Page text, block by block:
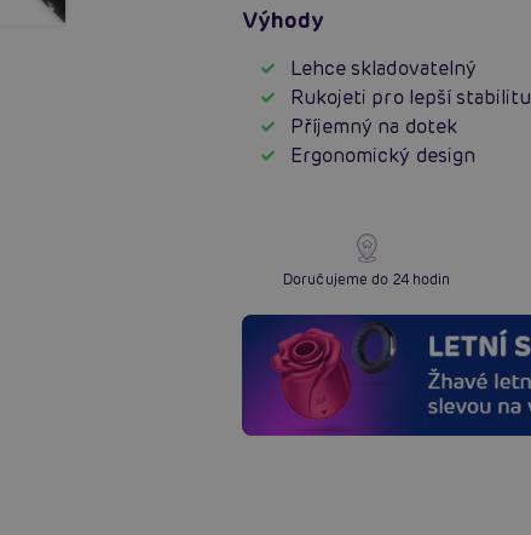
Výhody
Lehce skladovatelný
Rukojeti pro lepší stabilitu
Příjemný na dotek
Ergonomický design
Doručujeme do 24 hodin